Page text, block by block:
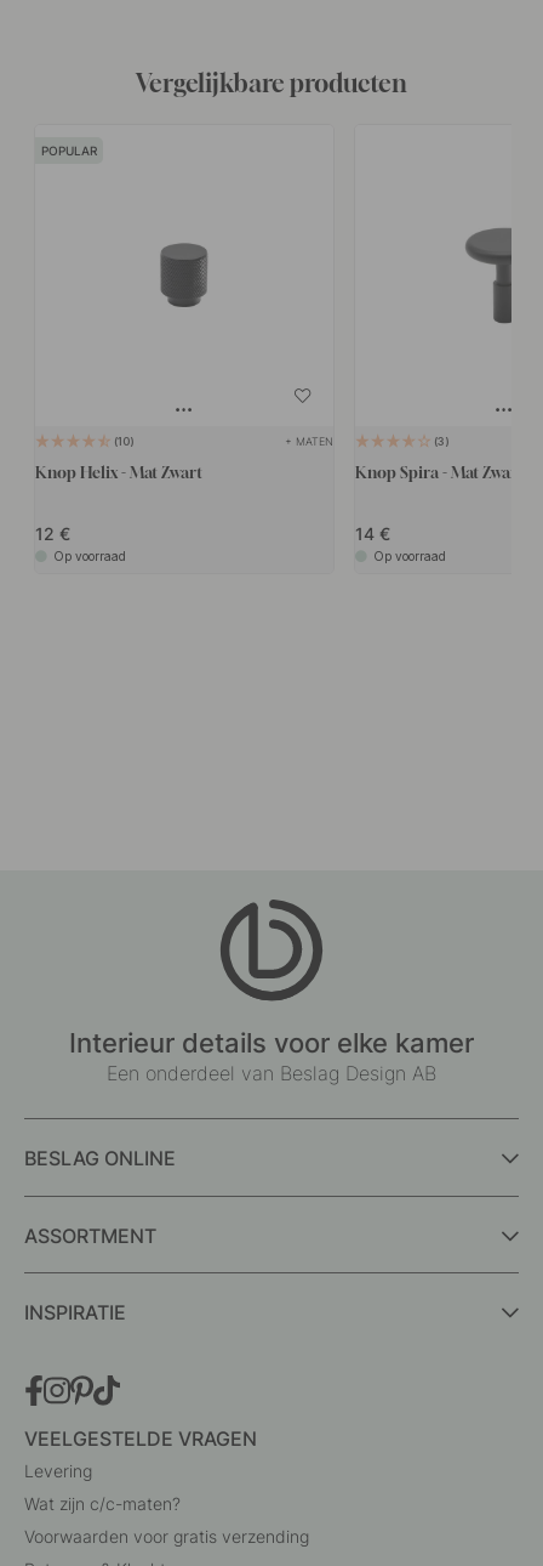
Vergelijkbare producten
POPULAR
10 + MATEN
Knop Helix - Mat Zwart
12
Op voorraad
3
Knop Spira - Mat Zwart
14
Op voorraad
Interieur details voor elke kamer
Een onderdeel van Beslag Design AB
BESLAG ONLINE
ASSORTMENT
INSPIRATIE
VEELGESTELDE VRAGEN
Levering
Wat zijn c/c-maten?
Voorwaarden voor gratis verzending